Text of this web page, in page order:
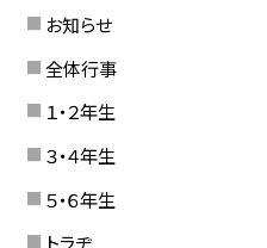
お知らせ
全体行事
１・２年生
３・４年生
５・６年生
トラヂ